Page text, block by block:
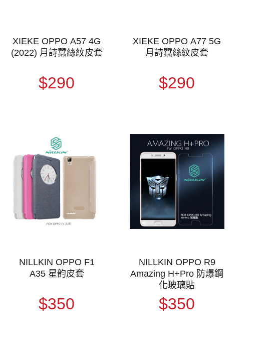
XIEKE OPPO A57 4G
(2022) 月詩蠶絲紋皮套
$290
XIEKE OPPO A77 5G
月詩蠶絲紋皮套
$290
NILLKIN OPPO F1
A35 星韵皮套
$350
NILLKIN OPPO R9
Amazing H+Pro 防爆鋼
化玻璃貼
$350